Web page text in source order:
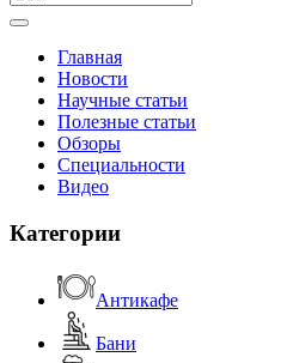
Главная
Новости
Научные статьи
Полезные статьи
Обзоры
Специальности
Видео
Категории
Антикафе
Бани